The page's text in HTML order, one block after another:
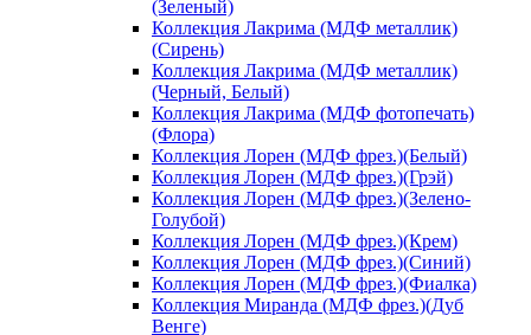
(Зеленый)
Коллекция Лакрима (МДФ металлик)
(Сирень)
Коллекция Лакрима (МДФ металлик)
(Черный, Белый)
Коллекция Лакрима (МДФ фотопечать)
(Флора)
Коллекция Лорен (МДФ фрез.)(Белый)
Коллекция Лорен (МДФ фрез.)(Грэй)
Коллекция Лорен (МДФ фрез.)(Зелено-
Голубой)
Коллекция Лорен (МДФ фрез.)(Крем)
Коллекция Лорен (МДФ фрез.)(Синий)
Коллекция Лорен (МДФ фрез.)(Фиалка)
Коллекция Миранда (МДФ фрез.)(Дуб
Венге)